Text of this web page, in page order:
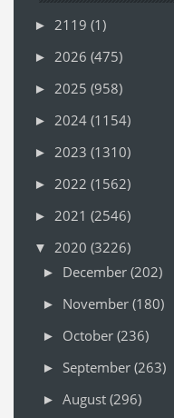
► 2119 (1)
► 2026 (475)
► 2025 (958)
► 2024 (1154)
► 2023 (1310)
► 2022 (1562)
► 2021 (2546)
▼ 2020 (3226)
► December (202)
► November (180)
► October (236)
► September (263)
► August (296)